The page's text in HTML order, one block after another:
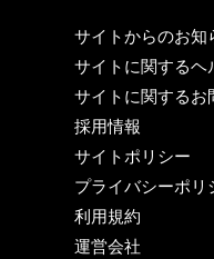
サイトからのお知
サイトに関するヘ
サイトに関するお
採用情報
サイトポリシー
プライバシーポリ
利用規約
運営会社